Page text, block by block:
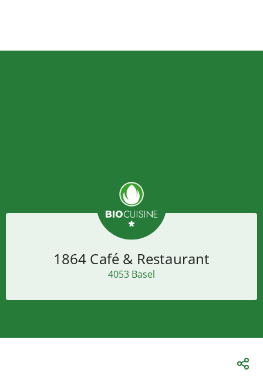
1864 Café & Restaurant
4053 Basel